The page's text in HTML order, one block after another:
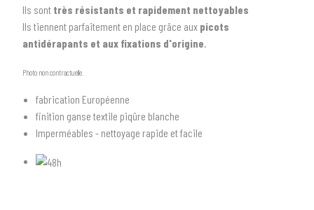
SÉLECTIONNEZ LA MARQUE DE VOTRE VÉHICULE
Toutes les marques
Ils sont très résistants et rapidement nettoyables
Ils tiennent parfaitement en place grâce aux picots
antidérapants et aux fixations d'origine
Photo non contractuelle.
fabrication Européenne
finition ganse textile piqûre blanche
Imperméables - nettoyage rapide et facile